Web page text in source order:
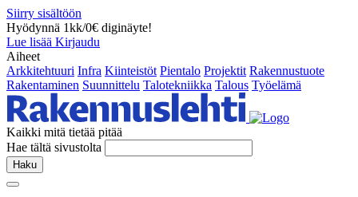
Siirry sisältöön
Hyödynnä 1kk/0€ diginäyte!
Lue lisää Kirjaudu
Aiheet
Arkkitehtuuri Infra Kiinteistöt Pientalo Projektit Rakennustuote
Rakentaminen Suunnittelu Talotekniikka Talous Työelämä
Kaikki mitä tietää pitää
Hae tältä sivustolta
Haku